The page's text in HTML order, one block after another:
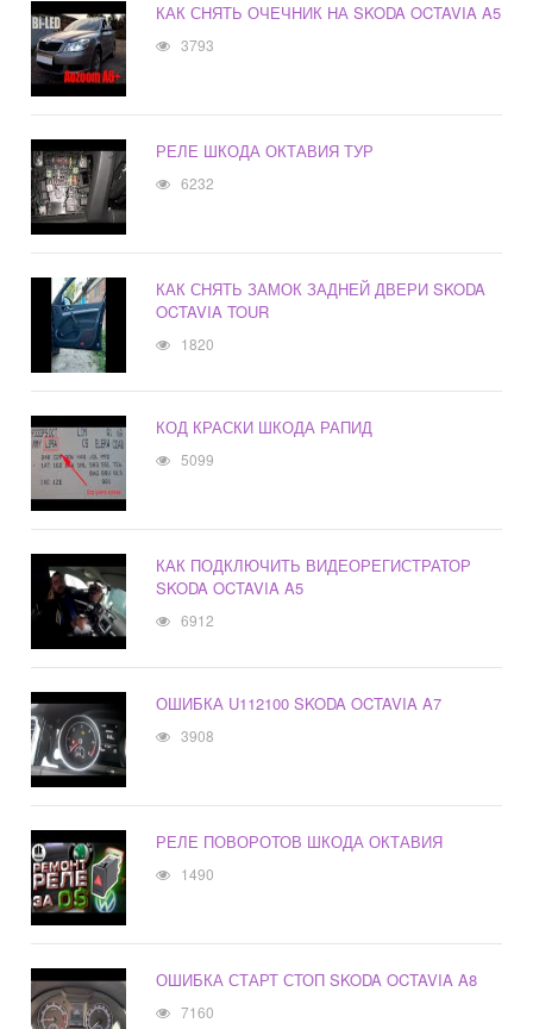
КАК СНЯТЬ ОЧЕЧНИК НА SKODA OCTAVIA A5
3793
РЕЛЕ ШКОДА ОКТАВИЯ ТУР
6232
КАК СНЯТЬ ЗАМОК ЗАДНЕЙ ДВЕРИ SKODA
OCTAVIA TOUR
1820
КОД КРАСКИ ШКОДА РАПИД
5099
КАК ПОДКЛЮЧИТЬ ВИДЕОРЕГИСТРАТОР
SKODA OCTAVIA A5
6912
ОШИБКА U112100 SKODA OCTAVIA A7
3908
РЕЛЕ ПОВОРОТОВ ШКОДА ОКТАВИЯ
1490
ОШИБКА СТАРТ СТОП SKODA OCTAVIA A8
7160